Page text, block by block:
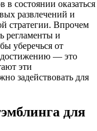
в состоянии оказаться
развлечений и
стратегии. Впрочем
регламенты и
уберечься от
— это
эти
задействовать для
для